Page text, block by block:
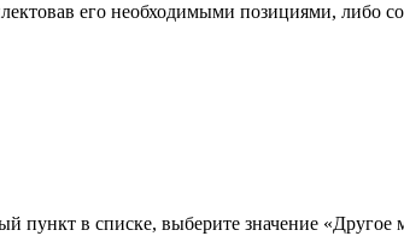
его необходимыми позициями, либо
пункт в списке, выберите значение